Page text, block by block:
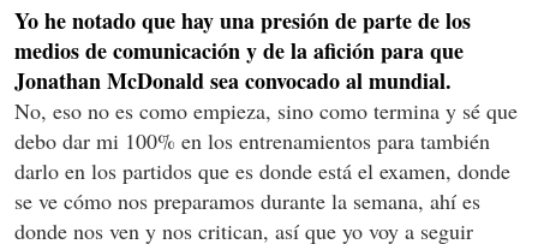
Yo he notado que hay una presión de parte de los
medios de comunicación y de la afición para que
Jonathan McDonald sea convocado al mundial.
No, eso no es como empieza, sino como termina y sé que
debo dar mi 100% en los entrenamientos para también
darlo en los partidos que es donde está el examen, donde
se ve cómo nos preparamos durante la semana, ahí es
donde nos ven y nos critican, así que yo voy a seguir